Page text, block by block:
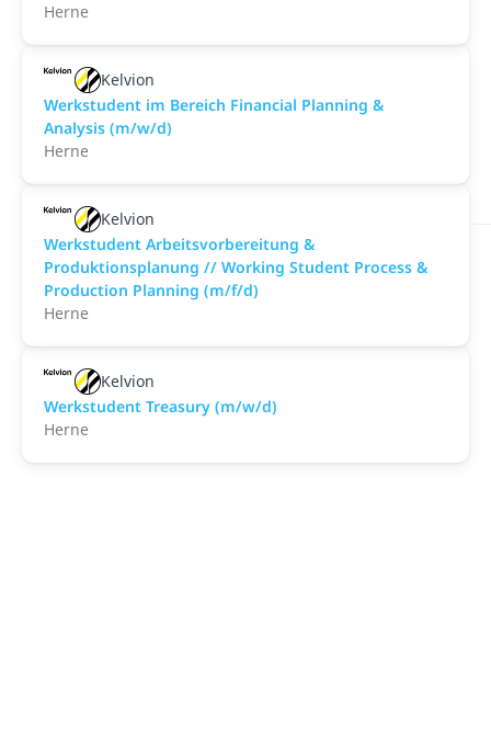
Herne
Kelvion
Werkstudent im Bereich Financial Planning &
Analysis (m/w/d)
Herne
Kelvion
Werkstudent Arbeitsvorbereitung &
Produktionsplanung // Working Student Process &
Production Planning (m/f/d)
Herne
Kelvion
Werkstudent Treasury (m/w/d)
Herne